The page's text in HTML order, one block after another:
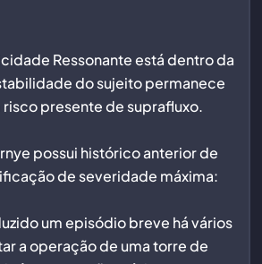
Ressonante está dentro da
do sujeito permanece
risco presente de suprafluxo.
possui histórico anterior de
de severidade máxima:
um episódio breve há vários
a operação de uma torre de